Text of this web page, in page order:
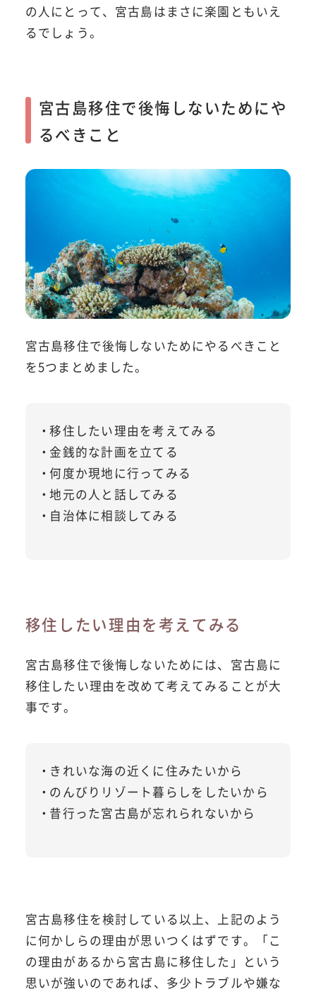
の人にとって、宮古島はまさに楽園ともいえ
るでしょう。
宮古島移住で後悔しないためにや
るべきこと
宮古島移住で後悔しないためにやるべきこと
を5つまとめました。
移住したい理由を考えてみる
金銭的な計画を立てる
何度か現地に行ってみる
地元の人と話してみる
自治体に相談してみる
移住したい理由を考えてみる
宮古島移住で後悔しないためには、宮古島に
移住したい理由を改めて考えてみることが大
事です。
きれいな海の近くに住みたいから
のんびりリゾート暮らしをしたいから
昔行った宮古島が忘れられないから
宮古島移住を検討している以上、上記のよう
に何かしらの理由が思いつくはずです。「こ
の理由があるから宮古島に移住した」という
思いが強いのであれば、多少トラブルや嫌な